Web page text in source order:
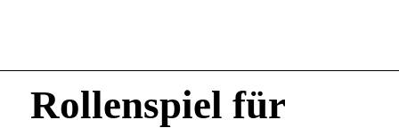
Rollenspiel für